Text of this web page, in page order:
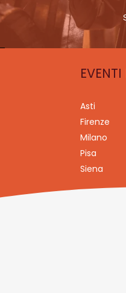
Asti
Firenze
Milano
Pisa
Siena